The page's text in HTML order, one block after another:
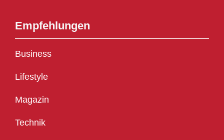
Empfehlungen
Business
Lifestyle
Magazin
Technik